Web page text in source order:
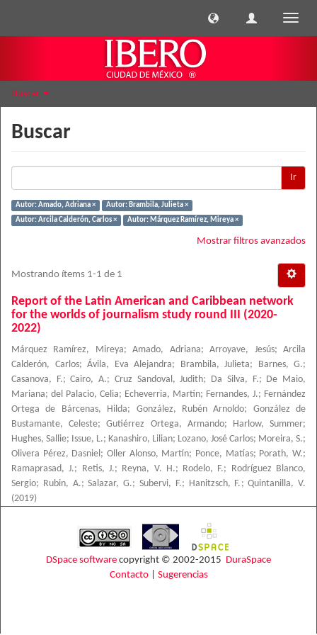
Buscar
Buscar
Ir
Autor: Amado, Adriana ×
Autor: Brambila, Julieta ×
Autor: Arcila Calderón, Carlos ×
Autor: Márquez Ramírez, Mireya ×
Mostrar filtros avanzados
Mostrando ítems 1-1 de 1
Report of the Latin American and Caribbean network
for the worlds of journalism study round III (2020-
2022)
Márquez Ramírez, Mireya;Amado, Adriana;Arroyave, Jesús;Arcila
Calderón, Carlos; Ávila, Eva Alejandra; Brambila, Julieta; Barnes, G.;
Casanova, F.;Cairo, A.; Cruz Sandoval, Judith; Da Silva, F.;
De Maio,
Mariana; del Palacio, Celia; Echeverria, Martin; Fernandes, J.; Fernández
Ortega de Bárcenas, Hilda; González, Rubén Arnoldo; González de
Bustamante, Celeste;Gutiérrez Ortega, Armando; Harlow, Summer;
Hughes, Sallie; Issue, L.; Kanashiro, Lilian; Lozano, José Carlos; Moreira, S.;
Olivera Pérez, Dasniel ;Oller Alonso, Martín; Ponce, Matías; Porath, W.;
Ramaprasad, J.; Retis, J.; Reyna, V. H.; Rodelo, F.;
Rodríguez Blanco,
Sergio; Rubin, A.;Salazar, G.;Subervi, F.; Hanitzsch, F. ;Quintanilla, V.
(2019)
DSpace software copyright © 2002-2015 DuraSpace
Contacto| Sugerencias